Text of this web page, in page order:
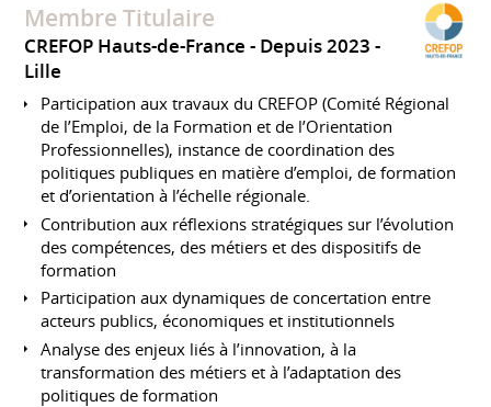
Membre Titulaire
CREFOP Hauts-de-France
Depuis 2023
Lille
Participation aux travaux du CREFOP (Comité Régional
de l’Emploi, de la Formation et de l’Orientation
Professionnelles), instance de coordination des
politiques publiques en matière d’emploi, de formation
et d’orientation à l’échelle régionale.
Contribution aux réflexions stratégiques sur l’évolution
des compétences, des métiers et des dispositifs de
formation
Participation aux dynamiques de concertation entre
acteurs publics, économiques et institutionnels
Analyse des enjeux liés à l’innovation, à la
transformation des métiers et à l’adaptation des
politiques de formation